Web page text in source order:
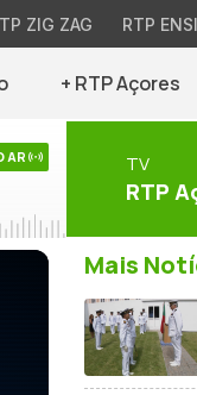
ZIG ZAG RTP
+ RTP Açores
AR TV
RTP
Mais